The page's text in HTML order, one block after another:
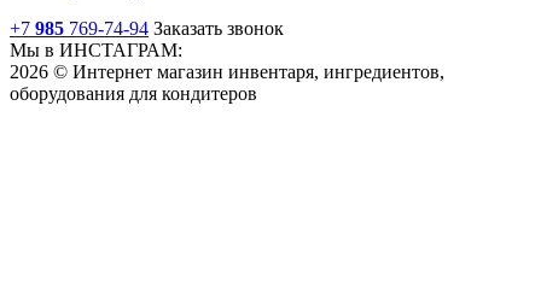
+7 985 769-74-94 Заказать звонок
Мы в ИНСТАГРАМ:
2026 © Интернет магазин инвентаря, ингредиентов,
оборудования для кондитеров